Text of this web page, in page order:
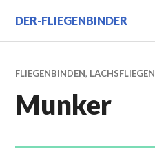
Inhalt
springen
DER-FLIEGENBINDER
FLIEGENBINDEN, LACHSFLIEGEN
Munker